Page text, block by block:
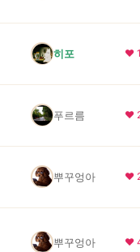
히포 ❤ 1
푸르름 ❤
뿌꾸엉아 ❤
뿌꾸엉아 ❤